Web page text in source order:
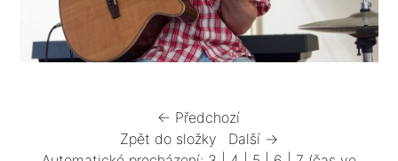
← Předchozí
Zpět do složky
Další →